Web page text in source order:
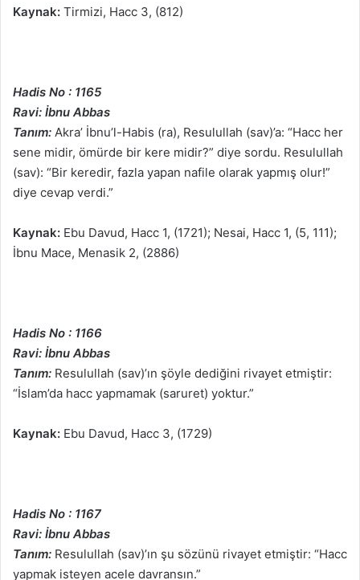
Kaynak: Tirmizi, Hacc 3, (812)
Hadis No : 1165
Ravi: İbnu Abbas
Tanım: Akra’ İbnu’l-Habis (ra), Resulullah (sav)’a: “Hacc her
sene midir, ömürde bir kere midir?” diye sordu. Resulullah
(sav): “Bir keredir, fazla yapan nafile olarak yapmış olur!”
diye cevap verdi.”
Kaynak: Ebu Davud, Hacc 1, (1721); Nesai, Hacc 1, (5, 111);
İbnu Mace, Menasik 2, (2886)
Hadis No : 1166
Ravi: İbnu Abbas
Tanım: Resulullah (sav)’ın şöyle dediğini rivayet etmiştir:
“İslam’da hacc yapmamak (saruret) yoktur.”
Kaynak: Ebu Davud, Hacc 3, (1729)
Hadis No : 1167
Ravi: İbnu Abbas
Tanım: Resulullah (sav)’ın şu sözünü rivayet etmiştir: “Hacc
yapmak isteyen acele davransın.”